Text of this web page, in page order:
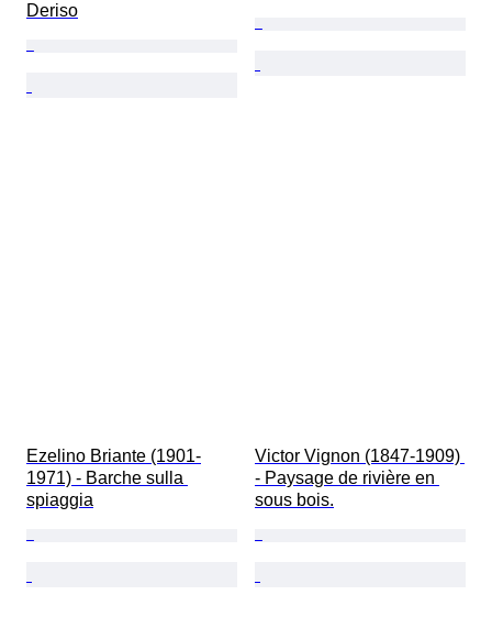
Deriso
Ezelino Briante (1901-
1971) - Barche sulla
spiaggia
Victor Vignon (1847-1909)
- Paysage de rivière en
sous bois.